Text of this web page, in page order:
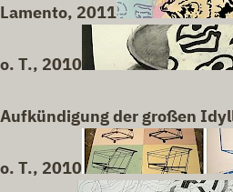
Lamento, 2011
o. T., 2010
Aufkündigung der großen
o. T., 2010